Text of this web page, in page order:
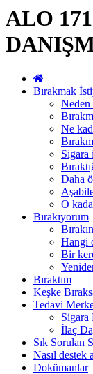
ALO
Bırakmak
Neden
Ne
Sigara
Daha
O
Bırakıyorum
Hangi
Bir
Bıraktım
Keşke
Tedavi
Sigara
İlaç
Sık Sorulan
Nasıl destek
Dokümanlar